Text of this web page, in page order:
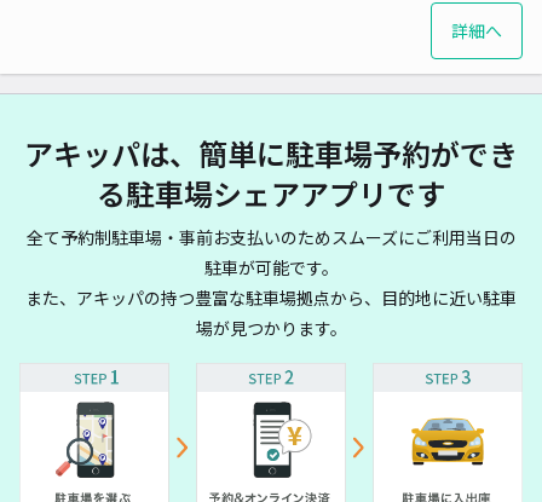
詳細へ
アキッパは、簡単に駐車場予約ができ
る駐車場シェアアプリです
全て予約制駐車場・事前お支払いのためスムーズにご利用当日の
駐車が可能です。
また、アキッパの持つ豊富な駐車場拠点から、目的地に近い駐車
場が見つかります。